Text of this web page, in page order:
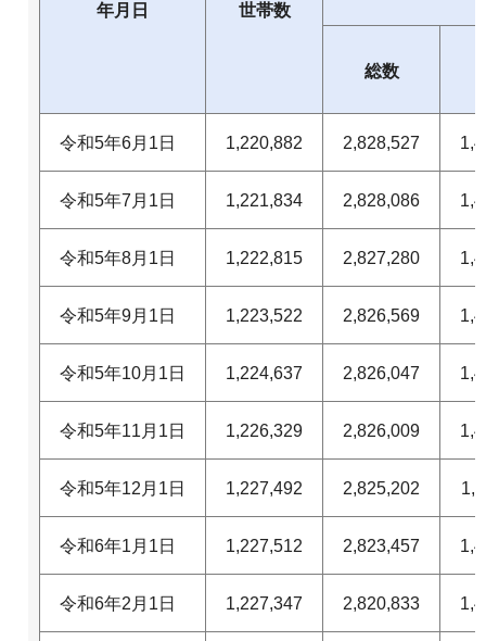
年月日 世帯数
総数
令和5年6月1日 1,220,882 2,828,527
令和5年7月1日 1,221,834 2,828,086
令和5年8月1日 1,222,815 2,827,280
令和5年9月1日 1,223,522 2,826,569
令和5年10月1日 1,224,637 2,826,047
令和5年11月1日 1,226,329 2,826,009
令和5年12月1日 1,227,492 2,825,202
令和6年1月1日 1,227,512 2,823,457
令和6年2月1日 1,227,347 2,820,833